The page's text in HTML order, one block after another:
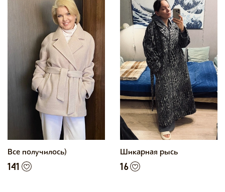
Все получилось)
141
Шикарная рысь
16